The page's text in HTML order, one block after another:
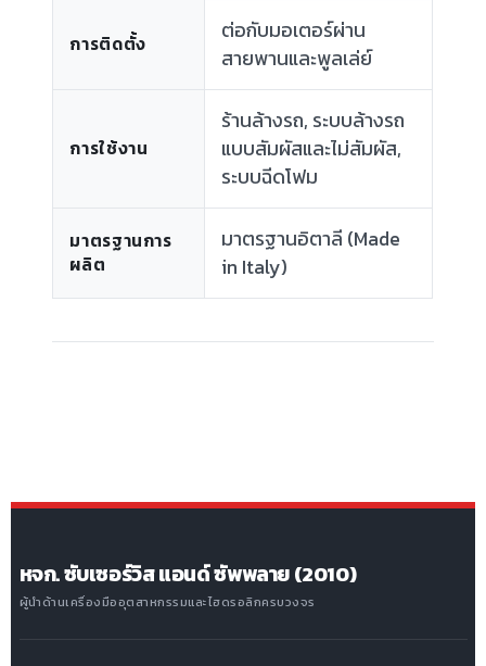
การติดตั้ง
ต่อกับมอเตอร์ผ่าน
สายพานและพูลเล่ย์
การใช้งาน
ร้านล้างรถ, ระบบล้างรถ
แบบสัมผัสและไม่สัมผัส,
ระบบฉีดโฟม
มาตรฐานการ
ผลิต
มาตรฐานอิตาลี (Made
in Italy)
หจก. ซับเซอร์วิส แอนด์ ซัพพลาย (2010)
ผู้นำด้านเครื่องมืออุตสาหกรรมและไฮดรอลิกครบวงจร